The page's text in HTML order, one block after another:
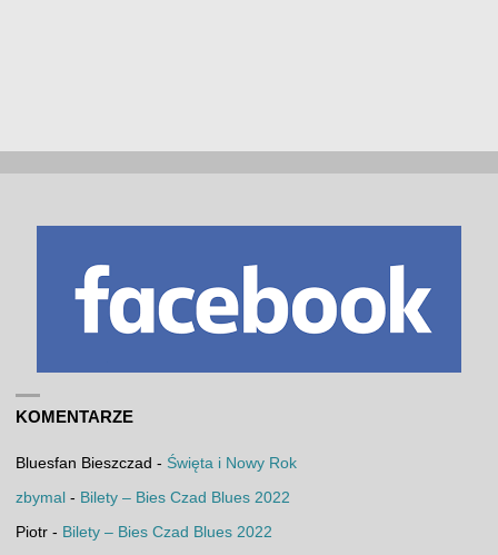
KOMENTARZE
Bluesfan Bieszczad - Święta i Nowy Rok
zbymal - Bilety – Bies Czad Blues 2022
Piotr- Bilety – Bies Czad Blues 2022